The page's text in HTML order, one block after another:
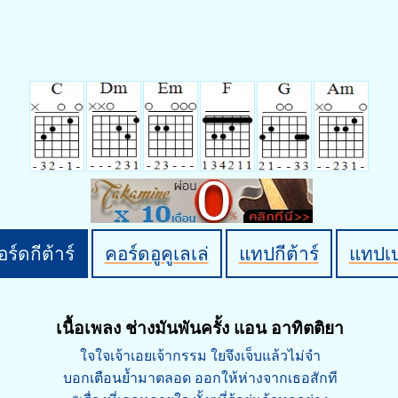
ร์ดกีต้าร์ คอร์ดอูคูเลเล่ แทปกีต้าร์ แทปเ
เนื้อเพลง ช่างมันพันครั้ง แอน อาทิตติยา
ใจใจเจ้าเอยเจ้ากรรม ใยจึงเจ็บแล้วไม่จำ
บอกเตือนย้ำมาตลอด ออกให้ห่างจากเธอสักที